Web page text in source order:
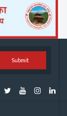
Submit